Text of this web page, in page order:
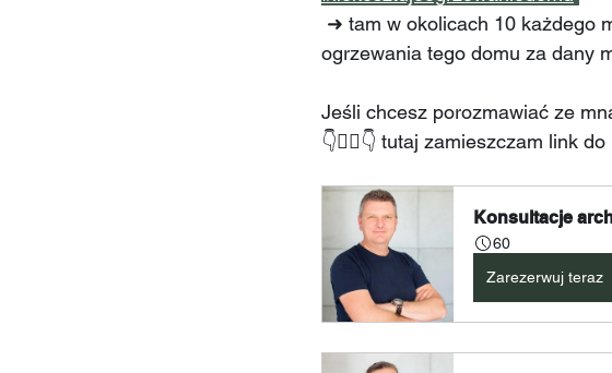
ogrzewania tego domu za dany
Jeśli chcesz porozmawiać ze
👇👇🏽👇 tutaj zamieszczam link
Konsultacje
60
Zarezerwuj teraz